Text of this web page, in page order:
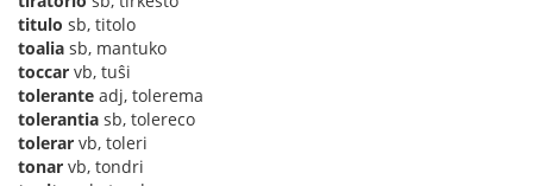
titulo sb, titolo
toalia sb, mantuko
toccar vb, tuŝi
tolerante adj, tolerema
tolerantia sb, tolereco
tolerar vb, toleri
tonar vb, tondri